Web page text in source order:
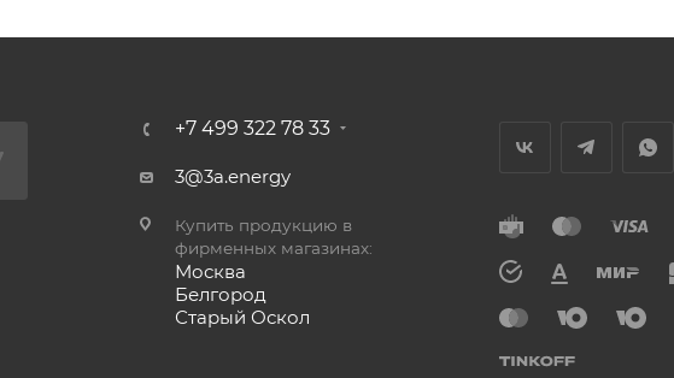
+7 499 322 78 33
3@3a.energy
Купить продукцию в
фирменных магазинах:
Москва
Белгород
Старый Оскол